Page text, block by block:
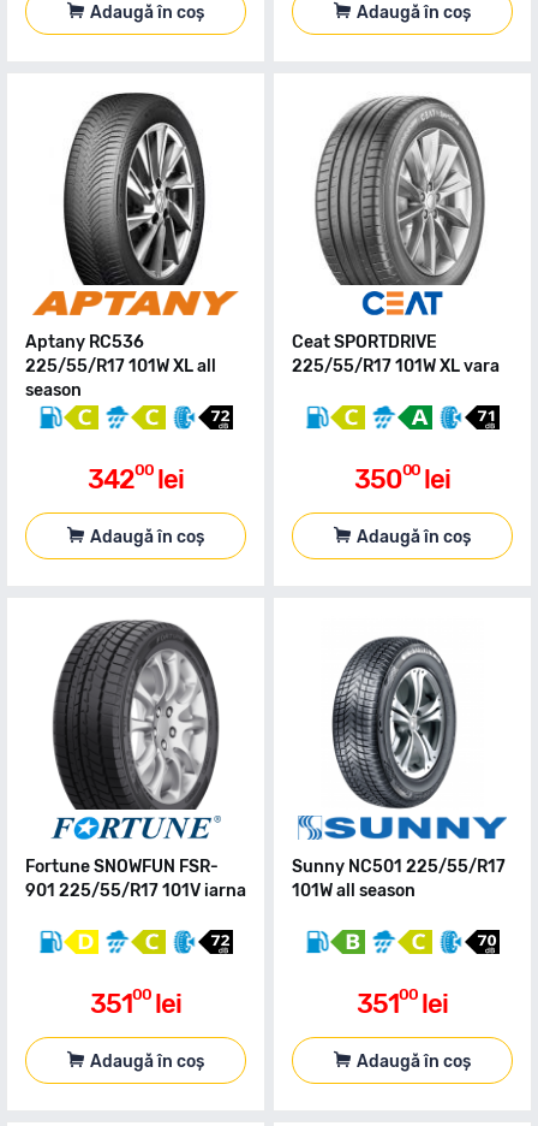
Adaugă în coș Adaugă în coș
Aptany RC536
225/55/R17 101W XL all
season
34200 lei
Adaugă în coș
Ceat SPORTDRIVE
225/55/R17 101W XL vara
35000 lei
Adaugă în coș
Fortune SNOWFUN FSR-
901 225/55/R17 101V iarna
35100 lei
Adaugă în coș
Sunny NC501 225/55/R17
101W all season
35100 lei
Adaugă în coș